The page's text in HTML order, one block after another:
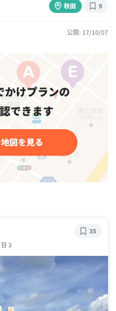
秋田 9
公開: 17/10/07
３
35